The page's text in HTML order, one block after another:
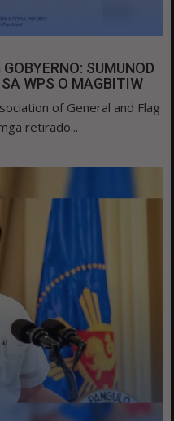
SUMUNOD
WPS O MAGBITIW
of General and Flag
retirado...